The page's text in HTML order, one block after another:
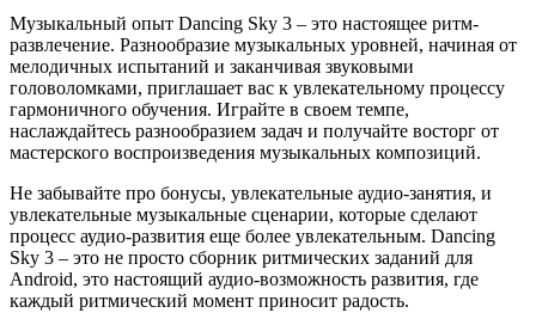
Музыкальный опыт Dancing Sky 3 – это настоящее ритм-
развлечение. Разнообразие музыкальных уровней, начиная от
мелодичных испытаний и заканчивая звуковыми
головоломками, приглашает вас к увлекательному процессу
гармоничного обучения. Играйте в своем темпе,
наслаждайтесь разнообразием задач и получайте восторг от
мастерского воспроизведения музыкальных композиций.
Не забывайте про бонусы, увлекательные аудио-занятия, и
увлекательные музыкальные сценарии, которые сделают
процесс аудио-развития еще более увлекательным. Dancing
Sky 3 – это не просто сборник ритмических заданий для
Android, это настоящий аудио-возможность развития, где
каждый ритмический момент приносит радость.